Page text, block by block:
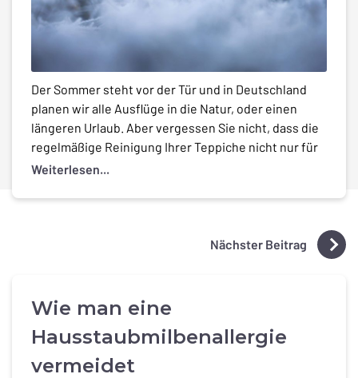
Der Sommer steht vor der Tür und in Deutschland
planen wir alle Ausflüge in die Natur, oder einen
längeren Urlaub. Aber vergessen Sie nicht, dass die
regelmäßige Reinigung Ihrer Teppiche nicht nur für
den Werterhalt sehr wichtig ist. Saubere Teppiche
hygienebewusstes Leben. Even if carpets are […]
Weiterlesen...
Nächster Beitrag
Wie man eine
Hausstaubmilbenallergie
vermeidet